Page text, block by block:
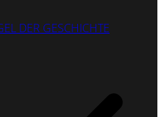
DER GESCHICHTE